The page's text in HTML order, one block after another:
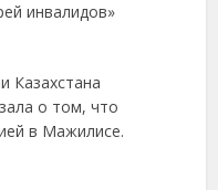
инвалидов»
Казахстана
о том, что
в Мажилисе.